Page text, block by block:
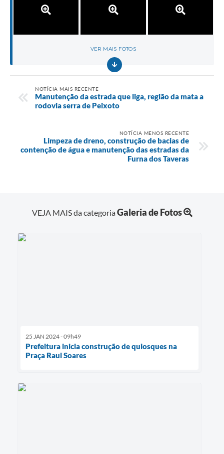
VER MAIS FOTOS
NOTÍCIA MAIS RECENTE
Manutenção da estrada que liga, região da mata a
rodovia serra de Peixoto
NOTÍCIA MENOS RECENTE
Limpeza de dreno, construção de bacias de
contenção de água e manutenção das estradas da
Furna dos Taveras
VEJA MAIS da categoriaGaleria de Fotos
25 JAN 2024 - 09h49
Prefeitura inicia construção de quiosques na
Praça Raul Soares